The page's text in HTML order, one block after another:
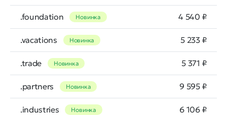
.foundation Новинка 4 540 ₽
.vacations Новинка 5 233 ₽
.trade Новинка 5 371 ₽
.partners Новинка 9 595 ₽
.industries Новинка 6 106 ₽